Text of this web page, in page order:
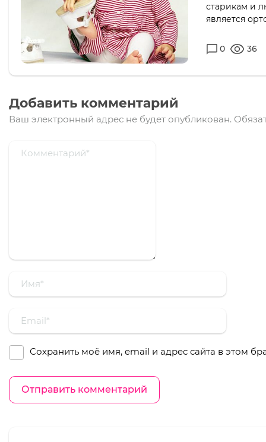
старикам и
является
0 36
Добавить комментарий
Ваш электронный адрес не будет опубликован.
Сохранить моё имя, email и адрес сайта в этом